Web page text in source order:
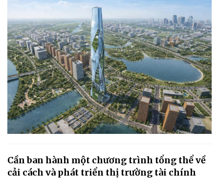
Cần ban hành một chương trình tổng thể về
cải cách và phát triển thị trường tài chính